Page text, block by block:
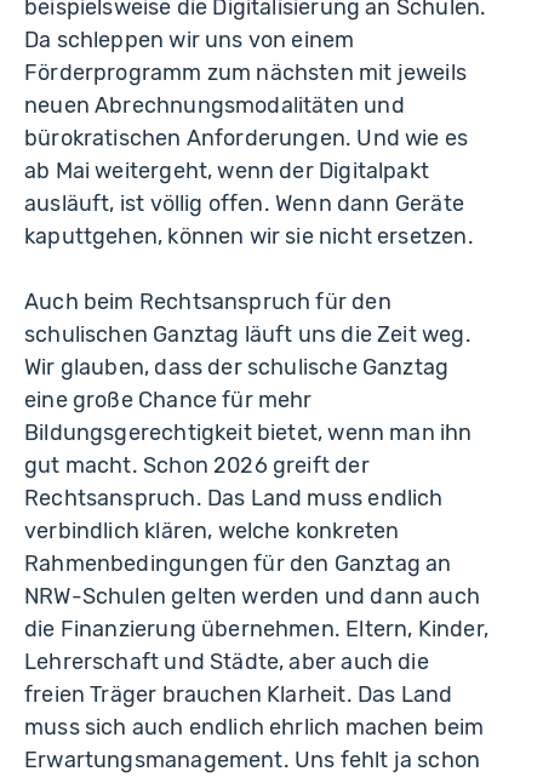
beispielsweise die Digitalisierung an Schulen.
Da schleppen wir uns von einem
Förderprogramm zum nächsten mit jeweils
neuen Abrechnungsmodalitäten und
bürokratischen Anforderungen. Und wie es
ab Mai weitergeht, wenn der Digitalpakt
ausläuft, ist völlig offen. Wenn dann Geräte
kaputtgehen, können wir sie nicht ersetzen.
Auch beim Rechtsanspruch für den
schulischen Ganztag läuft uns die Zeit weg.
Wir glauben, dass der schulische Ganztag
eine große Chance für mehr
Bildungsgerechtigkeit bietet, wenn man ihn
gut macht. Schon 2026 greift der
Rechtsanspruch. Das Land muss endlich
verbindlich klären, welche konkreten
Rahmenbedingungen für den Ganztag an
NRW-Schulen gelten werden und dann auch
die Finanzierung übernehmen. Eltern, Kinder,
Lehrerschaft und Städte, aber auch die
freien Träger brauchen Klarheit. Das Land
muss sich auch endlich ehrlich machen beim
Erwartungsmanagement. Uns fehlt ja schon